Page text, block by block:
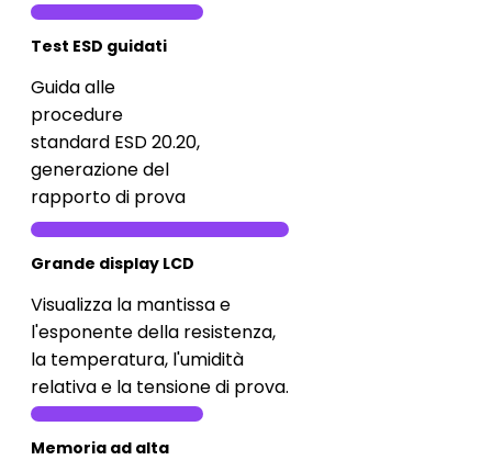
Test ESD guidati
Guida alle
procedure
standard ESD 20.20,
generazione del
rapporto di prova
Grande display LCD
Visualizza la mantissa e
l'esponente della resistenza,
la temperatura, l'umidità
relativa e la tensione di prova.
Memoria ad alta